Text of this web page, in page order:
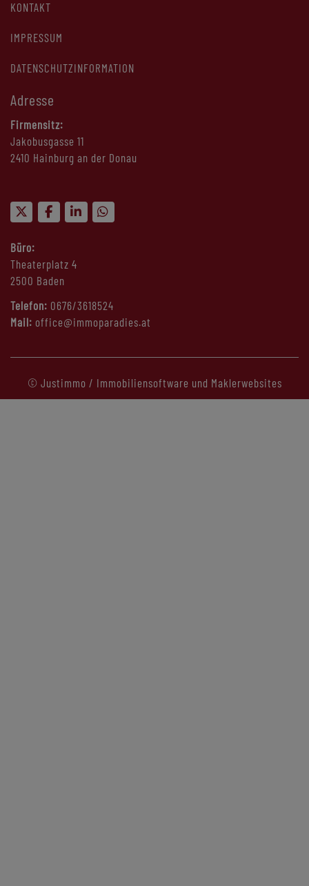
KONTAKT
IMPRESSUM
DATENSCHUTZINFORMATION
Adresse
Firmensitz:
Jakobusgasse 11
2410 Hainburg an der Donau
Büro:
Theaterplatz 4
2500 Baden
Telefon: 0676/3618524
Mail: office@immoparadies.at
© Justimmo / Immobiliensoftware und Maklerwebsites